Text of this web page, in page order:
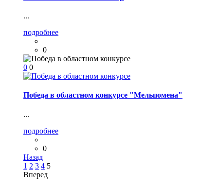
...
подробнее
0
0 0
Победа в областном конкурсе "Мельпомена"
...
подробнее
0
Назад
1 2 3 4 5
Вперед